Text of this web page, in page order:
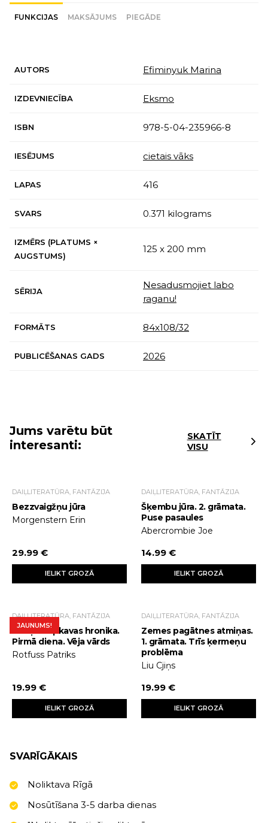
FUNKCIJAS MAKSĀJUMS PIEGĀDE
AUTORS Efiminyuk Marina
IZDEVNIECĪBA Eksmo
ISBN 978-5-04-235966-8
IESĒJUMS cietais vāks
LAPAS 416
SVARS 0.371 kilograms
IZMĒRS (PLATUMS ×
AUGSTUMS)
125 x 200 mm
SĒRIJA
Nesadusmojiet labo
raganu!
FORMĀTS 84x108/32
PUBLICĒŠANAS GADS 2026
Jums varētu būt
interesanti:
SKATĪT
VISU
DAIĻLITERATŪRA, FANTĀZIJA
Bezzvaigžņu jūra
Morgenstern Erin
29.99 €
IELIKT GROZĀ
DAIĻLITERATŪRA, FANTĀZIJA
Šķembu jūra. 2. grāmata.
Puse pasaules
Abercrombie Joe
14.99 €
IELIKT GROZĀ
JAUNUMS!
DAIĻLITERATŪRA, FANTĀZIJA
Karaļu slepkavas hronika.
Pirmā diena. Vēja vārds
Rotfuss Patriks
19.99 €
IELIKT GROZĀ
DAIĻLITERATŪRA, FANTĀZIJA
Zemes pagātnes atmiņas.
1. grāmata. Trīs ķermeņu
problēma
Liu Cjiņs
19.99 €
IELIKT GROZĀ
SVARĪGĀKAIS
Noliktava Rīgā
Nosūtīšana 3-5 darba dienas